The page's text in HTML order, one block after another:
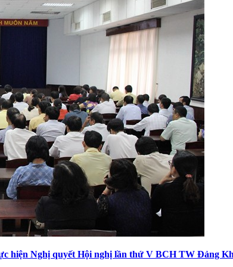
hiện Nghị quyết Hội nghị lần thứ V BCH TW Đảng